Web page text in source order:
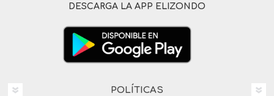
DESCARGA LA APP ELIZONDO
POLÍTICAS